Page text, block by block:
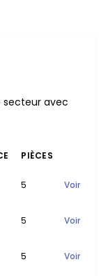
avec
PIÈCES
5 Voir
5 Voir
5 Voir